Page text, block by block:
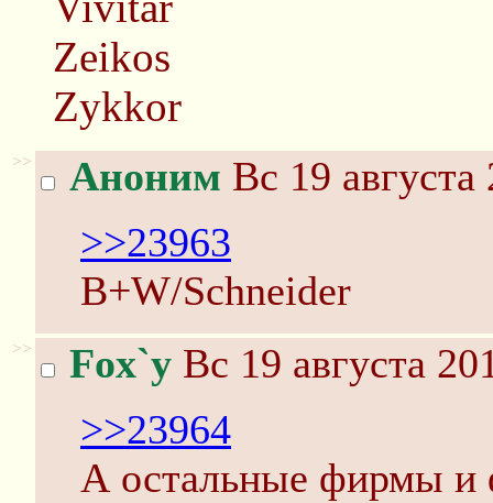
Zeikos
Zykkor
>> Аноним Вс 19
>>23963
B+W/Schneider
>> Fox`y Вс 19 августа
>>23964
А остальные фирмы и